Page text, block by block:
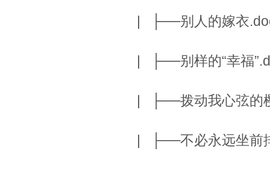
| ├──别人的嫁衣
| ├──别样的“幸福
| ├──拨动我心弦的
| ├──不必永远坐前